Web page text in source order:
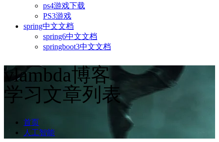
ps4游戏下载
PS3游戏
spring中文文档
spring6中文文档
springboot3中文文档
vlambda博客
学习文章列表
首页
人工智能